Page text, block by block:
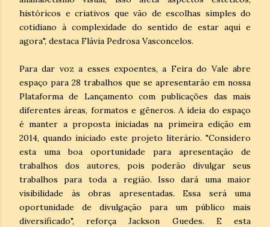
históricos e criativos que vão de escolhas simples do
cotidiano à complexidade do sentido de estar aqui e
agora", destaca Flávia Pedrosa Vasconcelos.
Para dar voz a esses expoentes, a Feira do Vale abre
espaço para 28 trabalhos que se apresentarão em nossa
Plataforma de Lançamento com publicações das mais
diferentes áreas, formatos e gêneros. A ideia do espaço
é manter a proposta iniciadas na primeira edição em
2014, quando iniciado este projeto literário. "Considero
esta uma boa oportunidade para apresentação de
trabalhos dos autores, pois poderão divulgar seus
trabalhos para toda a região. Isso dará uma maior
visibilidade às obras apresentadas. Essa será uma
oportunidade de divulgação para um público mais
diversificado", reforça Jackson Guedes. E esta